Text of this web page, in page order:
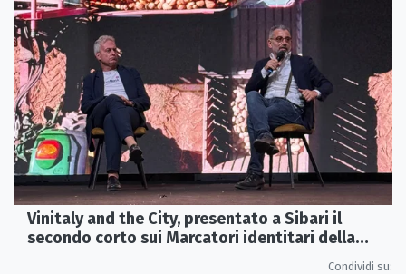
Vinitaly and the City, presentato a Sibari il
secondo corto sui Marcatori identitari della
Condividi su: